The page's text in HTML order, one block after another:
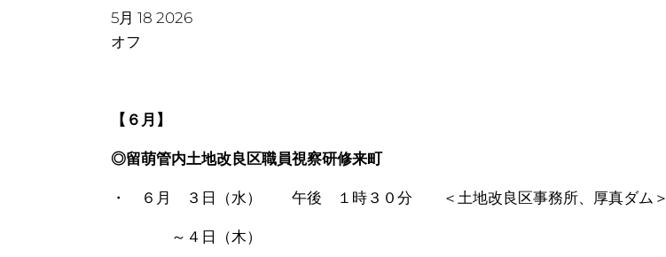
5月 18 2026
オフ
【６月】
◎留萌管内土地改良区職員視察研修来町
・ ６月 ３日（水） 午後 １時３０分 ＜土地改良区事務所、厚真ダム＞
～４日（木）